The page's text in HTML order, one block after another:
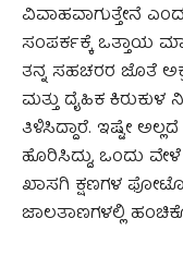
ವಿವಾಹವಾಗುತ್ತೇನೆ
ಸಂಪರ್ಕಕ್ಕೆ ಒತ್ತಾಯ
ತನ್ನ ಸಹಚರರ ಜೊತೆ
ಮತ್ತು ದೈಹಿಕ
ತಿಳಿಸಿದ್ದಾರೆ. ಇಷ್ಟೇ
ಹೊರಿಸಿದ್ದು, ಒಂದು
ಖಾಸಗಿ ಕ್ಷಣಗಳ
ಜಾಲತಾಣಗಳಲ್ಲಿ